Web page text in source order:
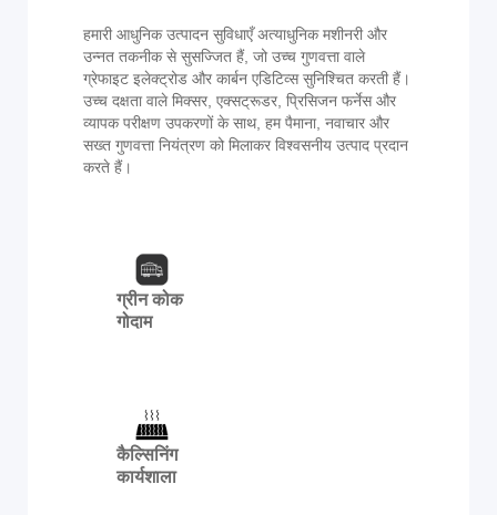
हमारी आधुनिक उत्पादन सुविधाएँ अत्याधुनिक मशीनरी और
उन्नत तकनीक से सुसज्जित हैं, जो उच्च गुणवत्ता वाले
ग्रेफाइट इलेक्ट्रोड और कार्बन एडिटिव्स सुनिश्चित करती हैं।
उच्च दक्षता वाले मिक्सर, एक्सट्रूडर, प्रिसिजन फर्नेस और
व्यापक परीक्षण उपकरणों के साथ, हम पैमाना, नवाचार और
सख्त गुणवत्ता नियंत्रण को मिलाकर विश्वसनीय उत्पाद प्रदान
करते हैं।
ग्रीन कोक
गोदाम
कैल्सिनिंग
कार्यशाला